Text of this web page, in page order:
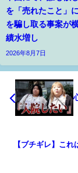
を「売れたこと」
を騙し取る事案が
績水増し
2026年8月7日
【ブチギレ】こ